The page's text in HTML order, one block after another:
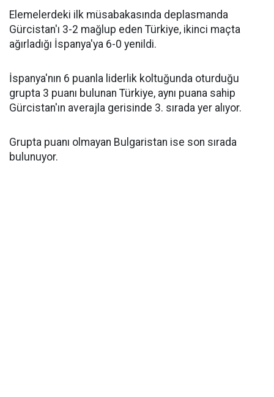
Elemelerdeki ilk müsabakasında deplasmanda
Gürcistan'ı 3-2 mağlup eden Türkiye, ikinci maçta
ağırladığı İspanya'ya 6-0 yenildi.
İspanya'nın 6 puanla liderlik koltuğunda oturduğu
grupta 3 puanı bulunan Türkiye, aynı puana sahip
Gürcistan'ın averajla gerisinde 3. sırada yer alıyor.
Grupta puanı olmayan Bulgaristan ise son sırada
bulunuyor.